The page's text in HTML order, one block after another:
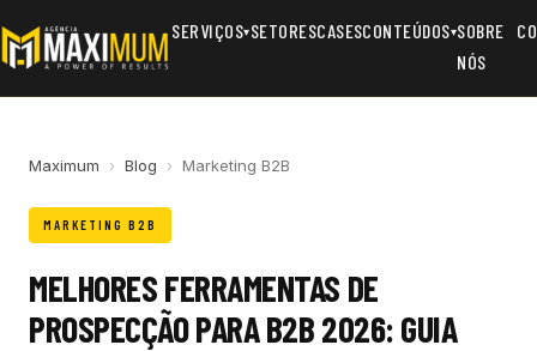
SERVIÇOS▾SETORESCASESCONTEÚDOS▾SOBRE
NÓS
Maximum › Blog › Marketing B2B
MARKETING B2B
MELHORES FERRAMENTAS DE
PROSPECÇÃO PARA B2B 2026: GUIA